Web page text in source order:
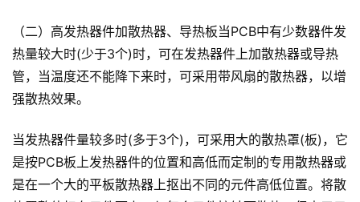
（二）高发热器件加散热器、导热板当PCB中有少数器件发
热量较大时(少于3个)时，可在发热器件上加散热器或导热
管，当温度还不能降下来时，可采用带风扇的散热器，以增
强散热效果。
当发热器件量较多时(多于3个)，可采用大的散热罩(板)，它
是按PCB板上发热器件的位置和高低而定制的专用散热器或
是在一个大的平板散热器上抠出不同的元件高低位置。将散